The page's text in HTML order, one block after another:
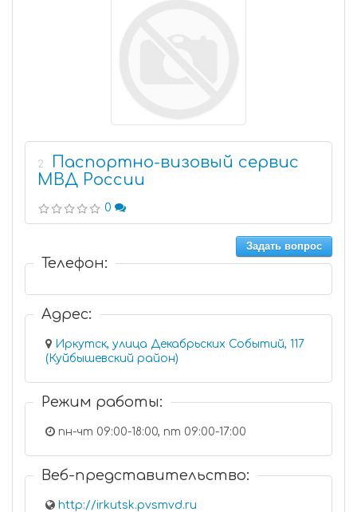
2
Паспортно-визовый сервис
МВД России
0
Задать вопрос
Телефон:
Адрес:
Иркутск, улица Декабрьских Событий, 117
(Куйбышевский район)
Режим работы:
пн-чт 09:00-18:00, пт 09:00-17:00
Веб-представительство:
http://irkutsk.pvsmvd.ru